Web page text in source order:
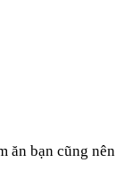
ăn bạn cũng nên